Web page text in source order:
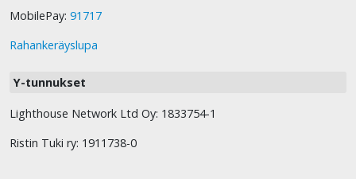
MobilePay: 91717
Rahankeräyslupa
Y-tunnukset
Lighthouse Network Ltd Oy: 1833754-1
Ristin Tuki ry: 1911738-0